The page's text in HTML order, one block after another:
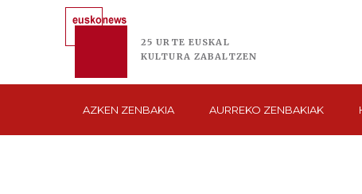
25 URTE EUSKAL
KULTURA ZABALTZEN
AZKEN ZENBAKIA AURREKO ZENBAKIAK